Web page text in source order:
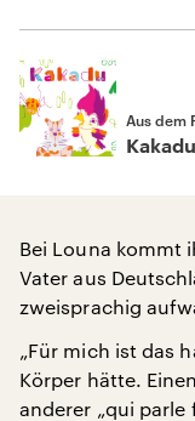
Aus dem
Kakadu
Bei Louna kommt
Vater aus
zweisprachig
„Für mich ist das
Körper hätte.
anderer „qui parle